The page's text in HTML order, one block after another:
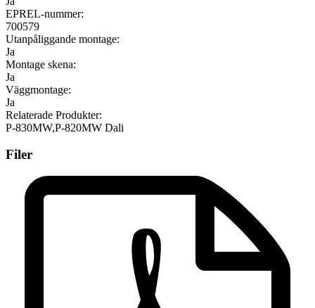
EPREL-nummer:
700579
Utanpåliggande montage:
Ja
Montage skena:
Ja
Väggmontage:
Ja
Relaterade Produkter:
P-830MW,P-820MW Dali
Filer